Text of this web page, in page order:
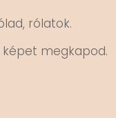
rólatok.
megkapod.